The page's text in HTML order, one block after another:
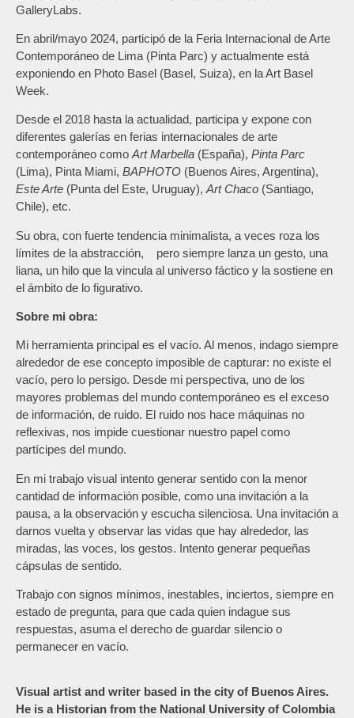
GalleryLabs.
En abril/mayo 2024, participó de la Feria Internacional de Arte
Contemporáneo de Lima (Pinta Parc) y actualmente está
exponiendo en Photo Basel (Basel, Suiza), en la Art Basel
Week.
Desde el 2018 hasta la actualidad, participa y expone con
diferentes galerías en ferias internacionales de arte
contemporáneo como Art Marbella (España), Pinta Parc
(Lima), Pinta Miami, BAPHOTO (Buenos Aires, Argentina),
Este Arte (Punta del Este, Uruguay), Art Chaco (Santiago,
Chile), etc.
Su obra, con fuerte tendencia minimalista, a veces roza los
límites de la abstracción, pero siempre lanza un gesto, una
liana, un hilo que la vincula al universo fáctico y la sostiene en
el ámbito de lo figurativo.
Sobre mi obra:
Mi herramienta principal es el vacío. Al menos, indago siempre
alrededor de ese concepto imposible de capturar: no existe el
vacío, pero lo persigo. Desde mi perspectiva, uno de los
mayores problemas del mundo contemporáneo es el exceso
de información, de ruido. El ruido nos hace máquinas no
reflexivas, nos impide cuestionar nuestro papel como
partícipes del mundo.
En mi trabajo visual intento generar sentido con la menor
cantidad de información posible, como una invitación a la
pausa, a la observación y escucha silenciosa. Una invitación a
darnos vuelta y observar las vidas que hay alrededor, las
miradas, las voces, los gestos. Intento generar pequeñas
cápsulas de sentido.
Trabajo con signos mínimos, inestables, inciertos, siempre en
estado de pregunta, para que cada quien indague sus
respuestas, asuma el derecho de guardar silencio o
permanecer en vacío.
Visual artist and writer based in the city of Buenos Aires.
He is a Historian from the National University of Colombia